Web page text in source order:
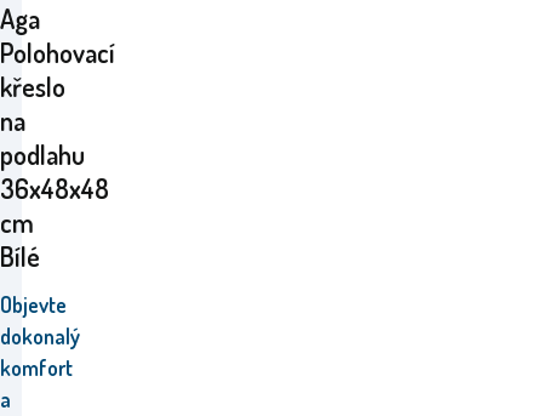
Aga
Polohovací
křeslo
na
podlahu
36x48x48
cm
Bílé
Objevte
dokonalý
komfort
a